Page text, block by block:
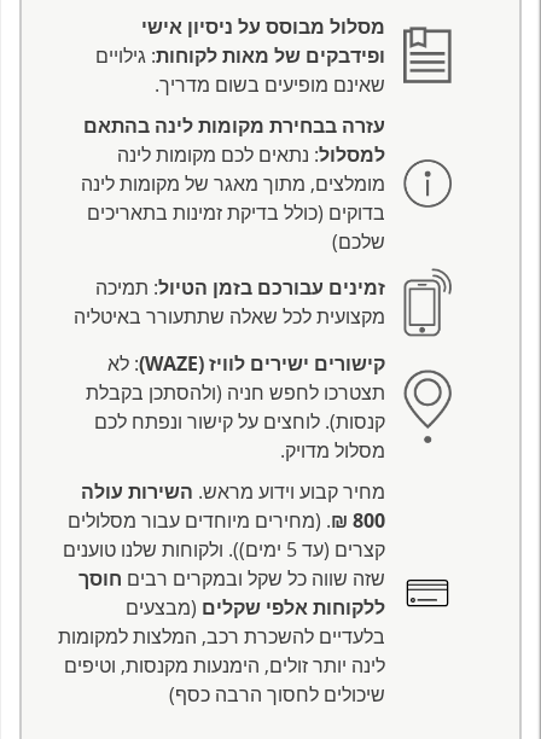
מסלול מבוסס על ניסיון אישי
ופידבקים של מאות לקוחות: גילויים
שאינם מופיעים בשום מדריך.
עזרה בבחירת מקומות לינה בהתאם
למסלול: נתאים לכם מקומות לינה
מומלצים, מתוך מאגר של מקומות לינה
בדוקים (כולל בדיקת זמינות בתאריכים
שלכם)
זמינים עבורכם בזמן הטיול: תמיכה
מקצועית לכל שאלה שתתעורר באיטליה
קישורים ישירים לוויז (WAZE)
: לא
תצטרכו לחפש חניה (ולהסתכן בקבלת
קנסות). לוחצים על קישור ונפתח לכם
מסלול מדויק.
מחיר קבוע וידוע מראש. השירות עולה
800 ₪
. (מחירים מיוחדים עבור מסלולים
קצרים (עד 5 ימים)). ולקוחות שלנו טוענים
שזה שווה כל שקל ובמקרים רבים חוסך
ללקוחות אלפי שקלים (מבצעים
בלעדיים להשכרת רכב, המלצות למקומות
לינה יותר זולים, הימנעות מקנסות, וטיפים
שיכולים לחסוך הרבה כסף)